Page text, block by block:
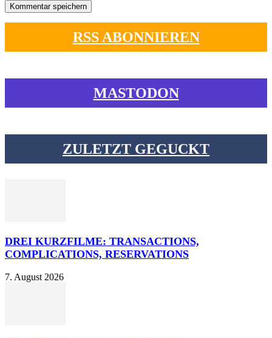
RSS ABONNIEREN
MASTODON
ZULETZT GEGUCKT
DREI KURZFILME: TRANSACTIONS,
COMPLICATIONS, RESERVATIONS
7. August 2026